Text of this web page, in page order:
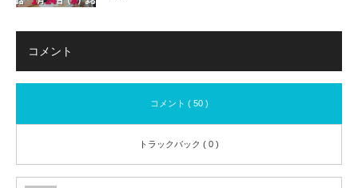
コメント
コメント ( 50 )
トラックバック ( 0 )